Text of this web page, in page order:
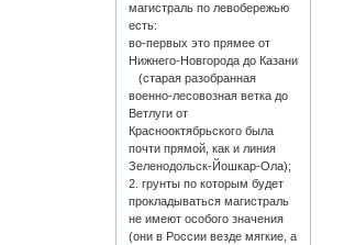
магистраль по левобережью
есть:
во-первых это прямее от
Нижнего-Новгорода до Казани
(старая разобранная
военно-лесовозная ветка до
Ветлуги от
Краснооктябрьского была
почти прямой, как и линия
Зеленодольск-Йошкар-Ола);
2. грунты по которым будет
прокладываться магистраль
не имеют особого значения
(они в России везде мягкие, а